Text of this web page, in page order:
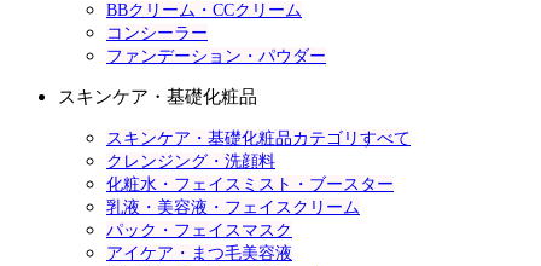
BBクリーム・CCクリーム
コンシーラー
ファンデーション・パウダー
スキンケア・基礎化粧品
スキンケア・基礎化粧品カテゴリすべて
クレンジング・洗顔料
化粧水・フェイスミスト・ブースター
乳液・美容液・フェイスクリーム
パック・フェイスマスク
アイケア・まつ毛美容液